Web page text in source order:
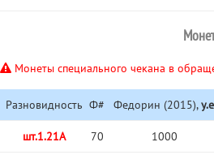
Монеты специального чекана в
Разновидность Ф# Федорин (2015),
шт.1.21А 70 1000